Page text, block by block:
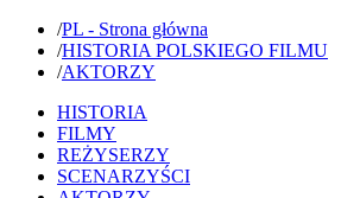
/PL - Strona główna
/HISTORIA POLSKIEGO FILMU
/AKTORZY
HISTORIA
FILMY
REŻYSERZY
SCENARZYŚCI